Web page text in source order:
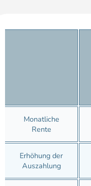
Monatliche
Rente
Erhöhung der
Auszahlung